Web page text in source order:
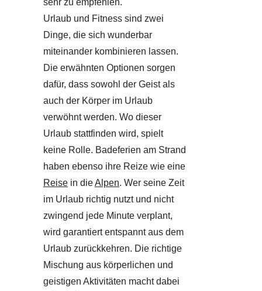
Urlaub und Fitness sind zwei
Dinge, die sich wunderbar
miteinander kombinieren lassen.
Die erwähnten Optionen sorgen
dafür, dass sowohl der Geist als
auch der Körper im Urlaub
verwöhnt werden. Wo dieser
Urlaub stattfinden wird, spielt
keine Rolle. Badeferien am Strand
haben ebenso ihre Reize wie eine
Reise in dieAlpen. Wer seine Zeit
im Urlaub richtig nutzt und nicht
zwingend jede Minute verplant,
wird garantiert entspannt aus dem
Urlaub zurückkehren. Die richtige
Mischung aus körperlichen und
geistigen Aktivitäten macht dabei